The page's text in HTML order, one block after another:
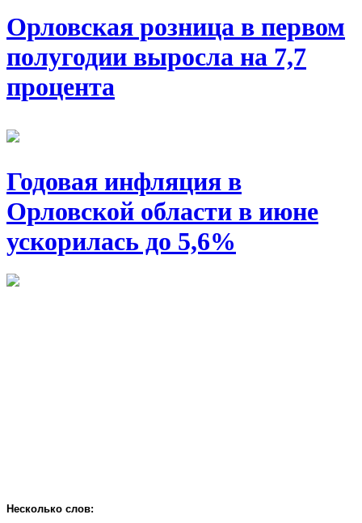
Орловская розница в первом
полугодии выросла на 7,7
процента
Годовая инфляция в
Орловской области в июне
ускорилась до 5,6%
Несколько слов: